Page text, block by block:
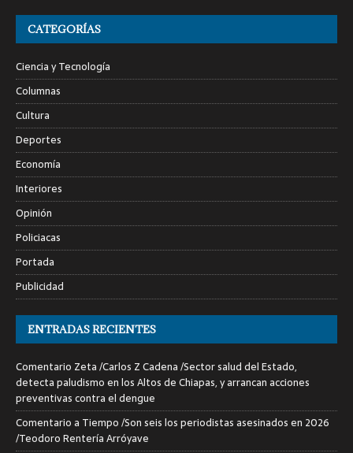
CATEGORÍAS
Ciencia y Tecnología
Columnas
Cultura
Deportes
Economía
Interiores
Opinión
Policiacas
Portada
Publicidad
ENTRADAS RECIENTES
Comentario Zeta /Carlos Z Cadena /Sector salud del Estado,
detecta paludismo en los Altos de Chiapas, y arrancan acciones
preventivas contra el dengue
Comentario a Tiempo /Son seis los periodistas asesinados en 2026
/Teodoro Rentería Arróyave